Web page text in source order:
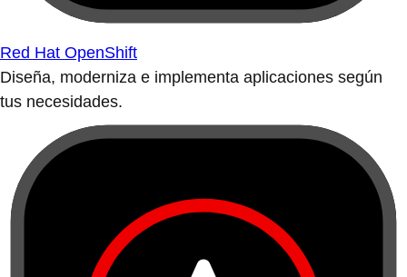
Red Hat OpenShift
Diseña, moderniza e implementa aplicaciones según
tus necesidades.